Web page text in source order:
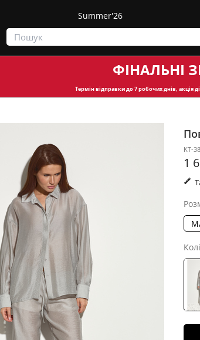
Summer'26
ФІНАЛЬНІ
Термін відправкидо 7 робочих днів, акція
KT-
1